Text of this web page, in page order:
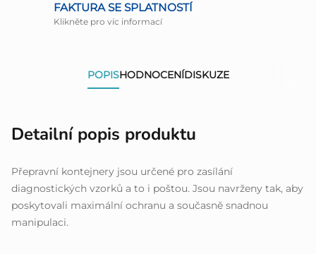
FAKTURA SE SPLATNOSTÍ
Klikněte pro víc informací
POPISHODNOCENÍDISKUZE
Detailní popis produktu
Přepravní kontejnery jsou určené pro zasílání
diagnostických vzorků a to i poštou. Jsou navrženy tak, aby
poskytovali maximální ochranu a současně snadnou
manipulaci.